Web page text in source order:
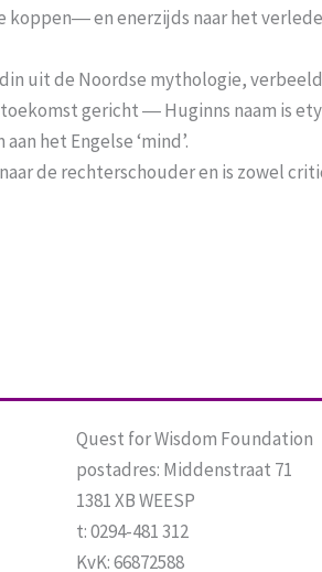
en enerzijds naar het
uit de Noordse mythologie,
gericht ― Huginns naam is
het Engelse ‘mind’.
de rechterschouder en is zowel
Quest for Wisdom Foundation
postadres: Middenstraat 71
1381 XB WEESP
t: 0294-481 312
KvK: 66872588